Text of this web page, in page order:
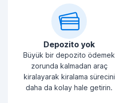
Depozito yok
Büyük bir depozito ödemek
zorunda kalmadan araç
kiralayarak kiralama sürecini
daha da kolay hale getirin.